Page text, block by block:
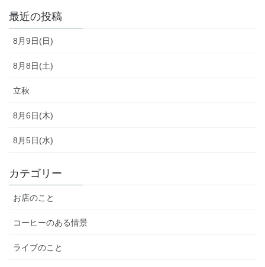
最近の投稿
8月9日(日)
8月8日(土)
立秋
8月6日(木)
8月5日(水)
カテゴリー
お店のこと
コーヒーのある情景
ライブのこと